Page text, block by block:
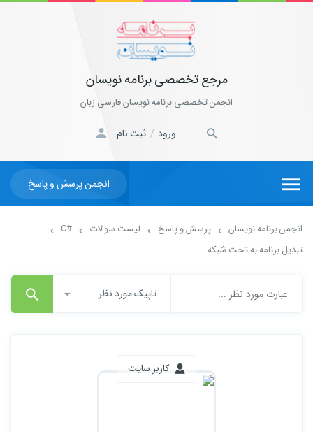
مرجع تخصصی برنامه نویسان
انجمن تخصصی برنامه نویسان فارسی زبان
ورود / ثبت نام
انجمن پرسش و پاسخ
انجمن برنامه نویسان پرسش و پاسخ لیست سوالات
#C
تبدیل برنامه به تحت شبکه
تاپیک مورد نظر
کاربر سایت